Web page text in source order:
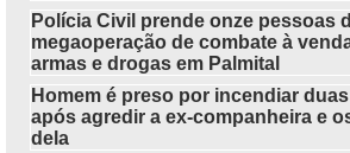
Polícia Civil prende onze pessoas
megaoperação de combate à
armas e drogas em Palmital
Homem é preso por incendiar
após agredir a ex-companheira e
dela